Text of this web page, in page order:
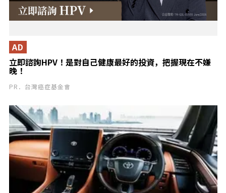
立即諮詢HPV！是對自己健康最好的投資，把握現在不嫌
晚！
AD
PR．台灣癌症基金會